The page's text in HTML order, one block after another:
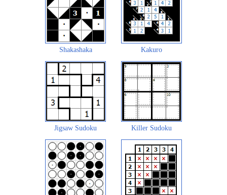
Shakashaka Kakuro
Jigsaw Sudoku Killer Sudoku